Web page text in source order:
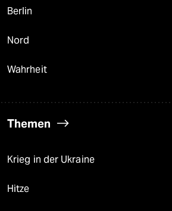
Berlin
Nord
Wahrheit
Themen
Krieg in der Ukraine
Hitze